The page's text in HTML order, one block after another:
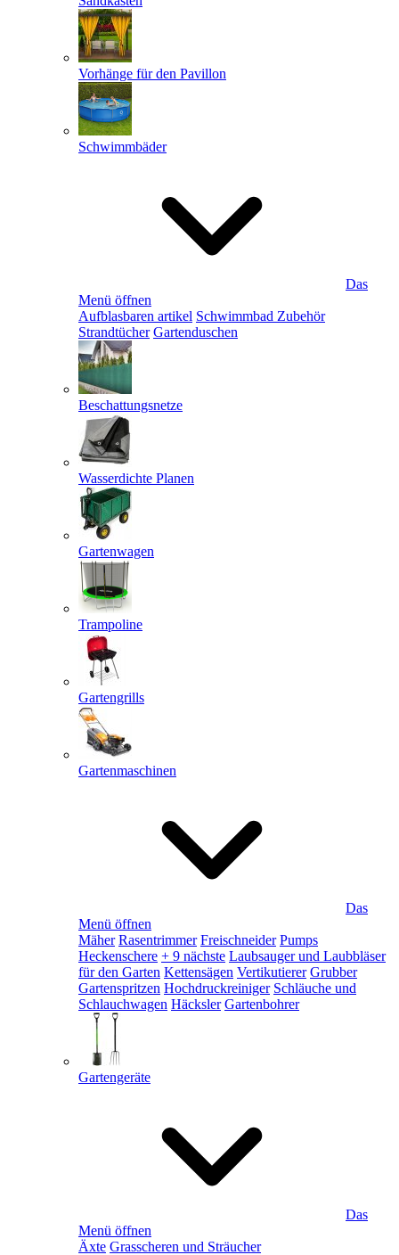
Vorhänge für den Pavillon
Schwimmbäder
Das
Menü öffnen
Aufblasbaren artikel Schwimmbad Zubehör
Strandtücher Gartenduschen
Beschattungsnetze
Wasserdichte Planen
Gartenwagen
Trampoline
Gartengrills
Gartenmaschinen
Das
Menü öffnen
Mäher Rasentrimmer Freischneider Pumps
Heckenschere + 9 nächste Laubsauger und Laubbläser
für den Garten Kettensägen Vertikutierer Grubber
Gartenspritzen Hochdruckreiniger Schläuche und
Schlauchwagen Häcksler Gartenbohrer
Gartengeräte
Das
Menü öffnen
Äxte Grasscheren und Sträucher